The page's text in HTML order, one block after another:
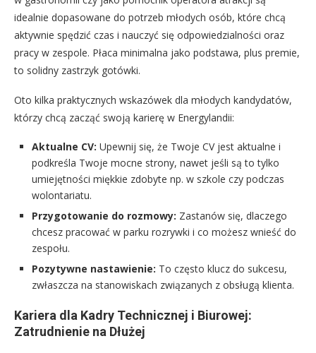
idealnie dopasowane do potrzeb młodych osób, które chcą
aktywnie spędzić czas i nauczyć się odpowiedzialności oraz
pracy w zespole. Płaca minimalna jako podstawa, plus premie,
to solidny zastrzyk gotówki.
Oto kilka praktycznych wskazówek dla młodych kandydatów,
którzy chcą zacząć swoją karierę w Energylandii:
Aktualne CV: Upewnij się, że Twoje CV jest aktualne i
podkreśla Twoje mocne strony, nawet jeśli są to tylko
umiejętności miękkie zdobyte np. w szkole czy podczas
wolontariatu.
Przygotowanie do rozmowy: Zastanów się, dlaczego
chcesz pracować w parku rozrywki i co możesz wnieść do
zespołu.
Pozytywne nastawienie: To często klucz do sukcesu,
zwłaszcza na stanowiskach związanych z obsługą klienta.
Kariera dla Kadry Technicznej i Biurowej:
Zatrudnienie na Dłużej